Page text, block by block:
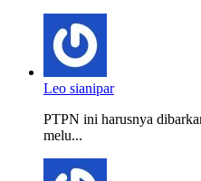
Leo sianipar
PTPN ini harusnya
melu...